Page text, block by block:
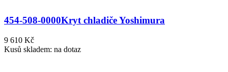
454-508-0000Kryt chladiče Yoshimura
9 610 Kč
Kusů skladem: na dotaz